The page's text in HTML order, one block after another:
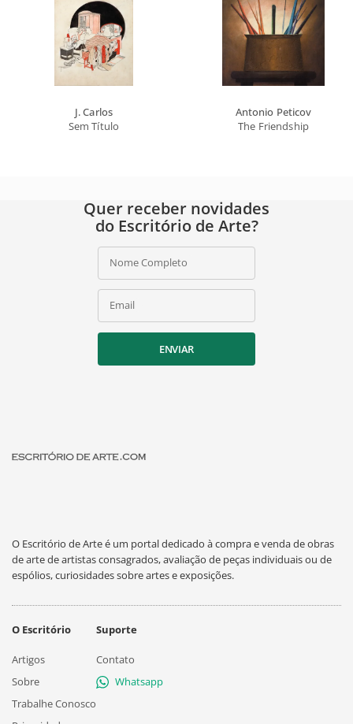
J. Carlos
Sem Título
Antonio Peticov
The Friendship
Quer receber novidades
do Escritório de Arte?
Nome Completo
Email
ENVIAR
O Escritório de Arte é um portal dedicado à compra e venda de obras
de arte de artistas consagrados, avaliação de peças individuais ou de
espólios, curiosidades sobre artes e exposições.
O Escritório
Artigos
Sobre
Trabalhe Conosco
Suporte
Contato
Whatsapp